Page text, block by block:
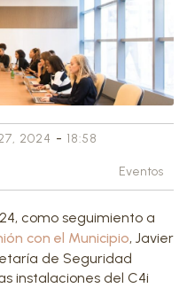
2024 - 18:58
Eventos
como seguimiento a
con el Municipio, Javier
de Seguridad
instalaciones del C4i